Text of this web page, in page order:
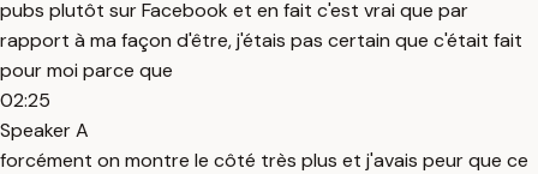
pubs plutôt sur Facebook et en fait c'est vrai que par
rapport à ma façon d'être, j'étais pas certain que c'était fait
pour moi parce que
02:25
Speaker A
forcément on montre le côté très plus et j'avais peur que ce